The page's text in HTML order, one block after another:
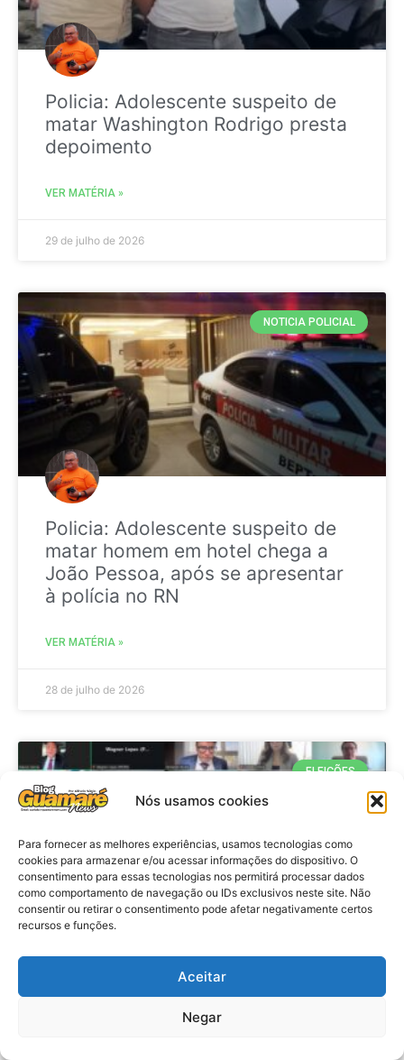
Nós usamos cookies
Para fornecer as melhores experiências, usamos tecnologias como
cookies para armazenar e/ou acessar informações do dispositivo. O
consentimento para essas tecnologias nos permitirá processar dados
como comportamento de navegação ou IDs exclusivos neste site. Não
consentir ou retirar o consentimento pode afetar negativamente certos
recursos e funções.
Aceitar
Negar
Policia: Adolescente suspeito de
matar Washington Rodrigo presta
depoimento
VER MATÉRIA »
29 de julho de 2026
NOTICIA POLICIAL
Policia: Adolescente suspeito de
matar homem em hotel chega a
João Pessoa, após se apresentar
à polícia no RN
VER MATÉRIA »
28 de julho de 2026
ELEIÇÕES
Eleições 2026: procuradores e
promotores eleitorais realizam
reunião de alinhamento no RN